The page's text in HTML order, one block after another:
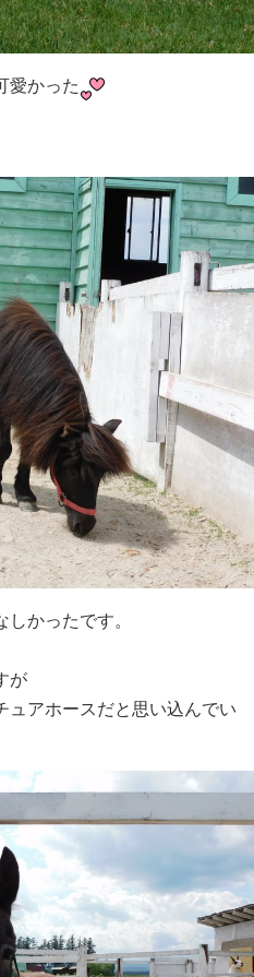
愛かった
かったです。
が
ュアホースだと思い込んでい